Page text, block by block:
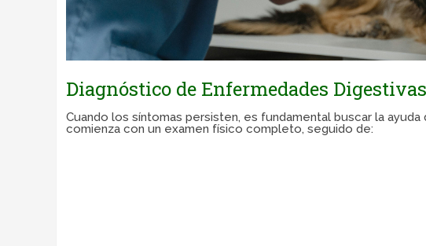
Diagnóstico de Enfermedades Digestivas
Cuando los síntomas persisten, es fundamental buscar la
comienza con un examen físico completo, seguido de: